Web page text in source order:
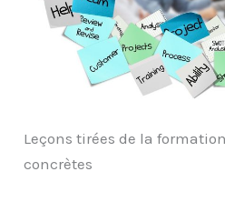
Leçons tirées de la
concrètes